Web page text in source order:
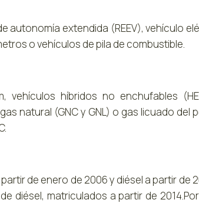
autonomía extendida (REEV), vehículo
o vehículos de pila de combustible.
vehículos híbridos no enchufables
natural (GNC y GNL) o gas licuado del
de enero de 2006 y diésel a partir de
diésel, matriculados a partir de